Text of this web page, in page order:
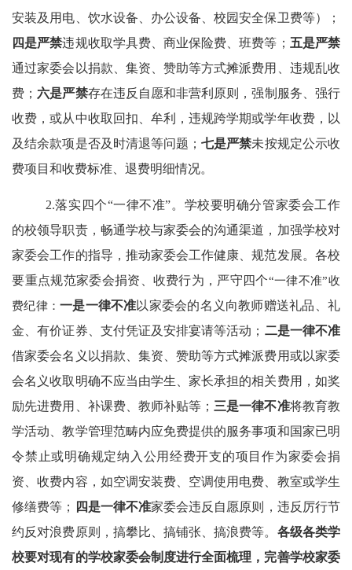
安装及用电、饮水设备、办公设备、校园安全保卫费等）；
四是严禁违规收取学具费、商业保险费、班费等； 五是严禁
通过家委会以捐款、集资、赞助等方式摊派费用、违规乱收
费；六是严禁存在违反自愿和非营利原则，强制服务、强行
收费，或从中收取回扣、牟利，违规跨学期或学年收费，以
及结余款项是否及时清退等问题；七是严禁未按规定公示收
费项目和收费标准、退费明细情况。
2.落实四个“一律不准”。 学校要明确分管家委会工作
的校领导职责，畅通学校与家委会的沟通渠道，加强学校对
家委会工作的指导，推动家委会工作健康、规范发展。各校
要重点规范家委会捐资、收费行为，严守四个“一律不准”收
费纪律：一是一律不准以家委会的名义向教师赠送礼品、礼
金、有价证券、支付凭证及安排宴请等活动； 二是一律不准
借家委会名义以捐款、集资、赞助等方式摊派费用或以家委
会名义收取明确不应当由学生、家长承担的相关费用，如奖
励先进费用、补课费、教师补贴等； 三是一律不准将教育教
学活动、教学管理范畴内应免费提供的服务事项和国家已明
令禁止或明确规定纳入公用经费开支的项目作为家委会捐
资、收费内容，如空调安装费、空调使用电费、教室或学生
修缮费等；
四是一律不准家委会违反自愿原则，违反厉行节
约反对浪费原则，搞攀比、搞铺张、搞浪费等。 各级各类学
校要对现有的学校家委会制度进行全面梳理，完善学校家委